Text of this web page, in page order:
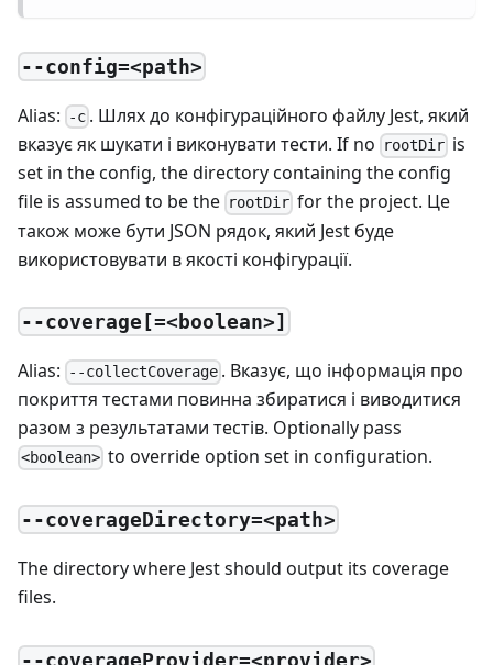
--config=<path>
Alias: -c . Шлях до конфігураційного файлу Jest, який
вказує як шукати і виконувати тести. If no
rootDir is
set in the config, the directory containing the config
file is assumed to be the rootDir for the project. Це
також може бути JSON рядок, який Jest буде
використовувати в якості конфігурації.
--coverage[=<boolean>]
Alias: --collectCoverage . Вказує, що інформація про
покриття тестами повинна збиратися і виводитися
разом з результатами тестів. Optionally pass
<boolean> to override option set in configuration.
--coverageDirectory=<path>
The directory where Jest should output its coverage
files.
--coverageProvider=<provider>